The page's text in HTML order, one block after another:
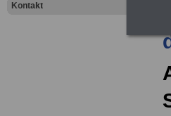
Kontakt